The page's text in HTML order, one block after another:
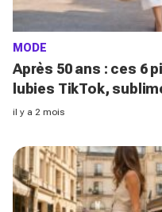
MODE
Après 50 ans : ces 6
lubies TikTok,
font oublier les looks
il y a 2 mois